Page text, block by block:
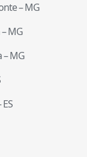
–MG
–MG
–MG
ES